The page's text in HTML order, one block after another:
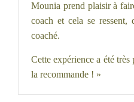
Mounia prend plaisir à
coach et cela se ressent,
coaché.
Cette expérience a été
la recommande ! »